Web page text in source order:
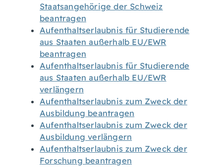
Staatsangehörige der Schweiz
beantragen
Aufenthaltserlaubnis für Studierende
aus Staaten außerhalb EU/EWR
beantragen
Aufenthaltserlaubnis für Studierende
aus Staaten außerhalb EU/EWR
verlängern
Aufenthaltserlaubnis zum Zweck der
Ausbildung beantragen
Aufenthaltserlaubnis zum Zweck der
Ausbildung verlängern
Aufenthaltserlaubnis zum Zweck der
Forschung beantragen